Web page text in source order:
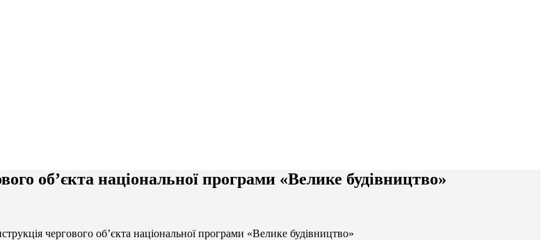
об’єкта національної програми «Велике будівництво»
чергового об’єкта національної програми «Велике будівництво»